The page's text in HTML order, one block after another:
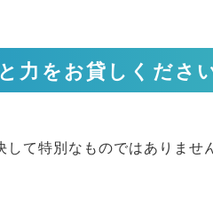
力をお貸しくださ
て特別なものではありませ